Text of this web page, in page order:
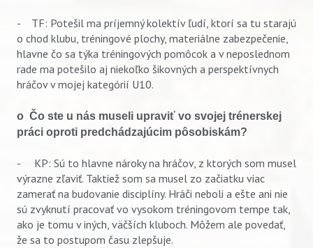
- TF: Potešil ma príjemný kolektív ľudí, ktorí sa tu starajú
o chod klubu, tréningové plochy, materiálne zabezpečenie,
hlavne čo sa týka tréningových pomôcok a v neposlednom
rade ma potešilo aj niekoľko šikovných a perspektívnych
hráčov v mojej kategórií U10.
o Čo ste u nás museli upraviť vo svojej trénerskej
práci oproti predchádzajúcim pôsobiskám?
- KP: Sú to hlavne nároky na hráčov, z ktorých som musel
výrazne zľaviť. Taktiež som sa musel zo začiatku viac
zamerať na budovanie disciplíny. Hráči neboli a ešte ani nie
sú zvyknutí pracovať vo vysokom tréningovom tempe tak,
ako je tomu v iných, väčších kluboch. Môžem ale povedať,
že sa to postupom času zlepšuje.